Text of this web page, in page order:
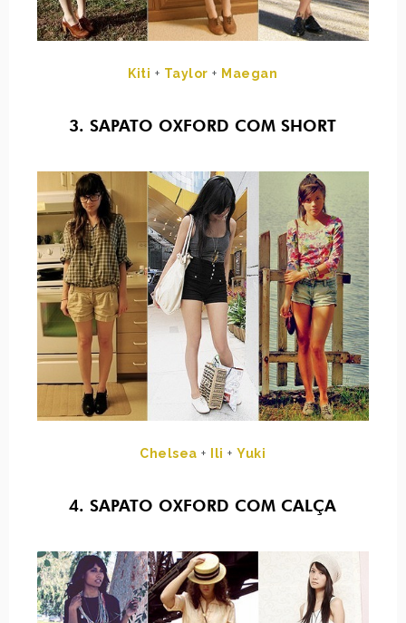
Kiti + Taylor + Maegan
3. SAPATO OXFORD COM SHORT
Chelsea + Ili +Yuki
4. SAPATO OXFORD COM CALÇA